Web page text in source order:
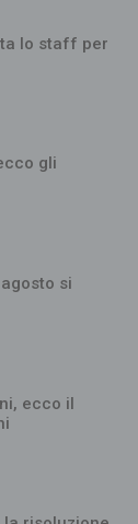
lo staff per
gli
si
ecco il